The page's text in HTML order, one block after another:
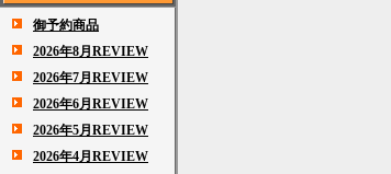
御予約商品
2026年8月REVIEW
2026年7月REVIEW
2026年6月REVIEW
2026年5月REVIEW
2026年4月REVIEW